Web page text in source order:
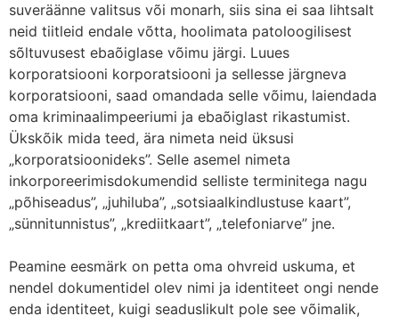
suveräänne valitsus või monarh, siis sina ei saa lihtsalt
neid tiitleid endale võtta, hoolimata patoloogilisest
sõltuvusest ebaõiglase võimu järgi. Luues
korporatsiooni korporatsiooni ja sellesse järgneva
korporatsiooni, saad omandada selle võimu, laiendada
oma kriminaalimpeeriumi ja ebaõiglast rikastumist.
Ükskõik mida teed, ära nimeta neid üksusi
„korporatsioonideks”. Selle asemel nimeta
inkorporeerimisdokumendid selliste terminitega nagu
„põhiseadus”, „juhiluba”, „sotsiaalkindlustuse kaart”,
„sünnitunnistus”, „krediitkaart”, „telefoniarve” jne.
Peamine eesmärk on petta oma ohvreid uskuma, et
nendel dokumentidel olev nimi ja identiteet ongi nende
enda identiteet, kuigi seaduslikult pole see võimalik,